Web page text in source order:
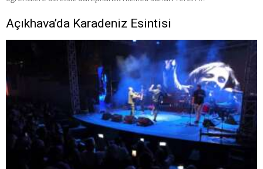
Açıkhava’da Karadeniz Esintisi